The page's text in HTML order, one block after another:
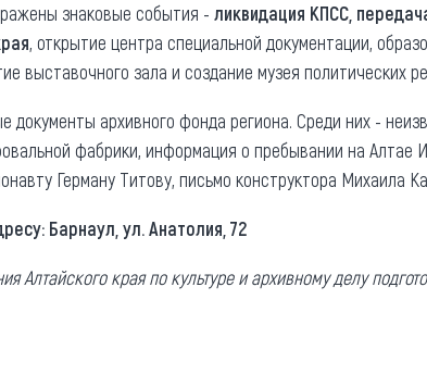
знаковые события - ликвидация КПСС,
, открытие центра специальной документации,
выставочного зала и создание музея политических
архивного фонда региона. Среди них -
фабрики, информация о пребывании на Алтае
Герману Титову, письмо конструктора Михаила
Барнаул, ул. Анатолия, 72
Алтайского края по культуре и архивному делу